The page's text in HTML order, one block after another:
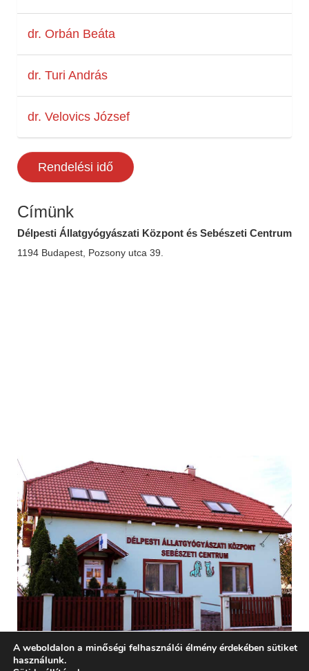
dr. Orbán Beáta
dr. Turi András
dr. Velovics József
Rendelési idő
Címünk
Délpesti Állatgyógyászati Központ és Sebészeti Centrum
1194 Budapest, Pozsony utca 39.
A weboldalon a minőségi felhasználói élmény érdekében sütiket
használunk.